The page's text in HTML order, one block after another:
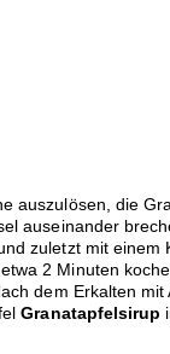
auszulösen, die
auseinander
zuletzt mit einem
2 Minuten
dem Erkalten
Granatapfelsirup